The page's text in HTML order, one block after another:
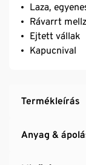
Laza,
Rávarrt
Ejtett vállak
Kapucnival
Termékleírás
Anyag &